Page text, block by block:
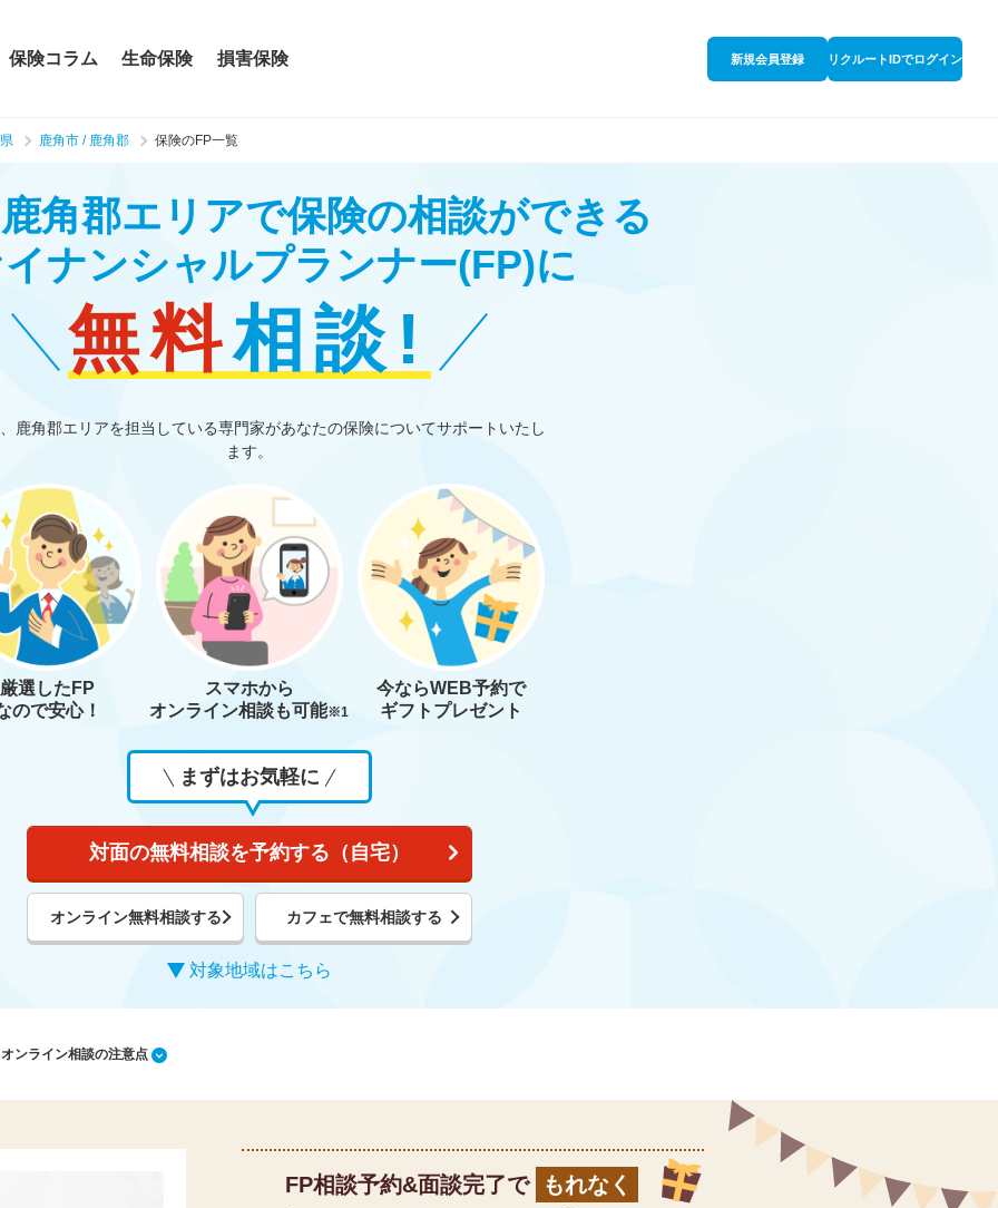
保険コラム 生命保険 損害保険 新規会員登録 リクルートIDでログイン
鹿角市 / 鹿角郡 保険のFP一覧
角郡エリアで保険の相談ができる
ナンシャルプランナー(FP)に
無料相談!
鹿角郡エリアを担当している専門家があなたの保険についてサポートいたし
ます。
厳選したFP
ので安心！
スマホから
オンライン相談も可能※1
今ならWEB予約で
ギフトプレゼント
まずはお気軽に
対面の無料相談を予約する（自宅）
オンライン無料相談する カフェで無料相談する
対象地域はこちら
ンライン相談の注意点
FP相談予約&面談完了で もれなく